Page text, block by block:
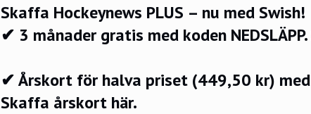
Skaffa Hockeynews PLUS – nu med Swish!
✔ 3 månader gratis med koden NEDSLÄPP.
✔ Årskort för halva priset (449,50 kr) med
Skaffa årskort här.